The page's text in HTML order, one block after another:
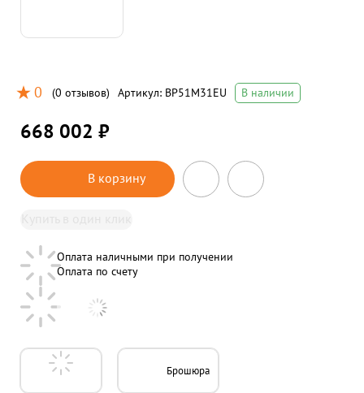
0 (0 отзывов) Артикул: BP51M31EU В наличии
668 002 ₽
В корзину
Оплата наличными при получении
Оплата по счету
Брошюра